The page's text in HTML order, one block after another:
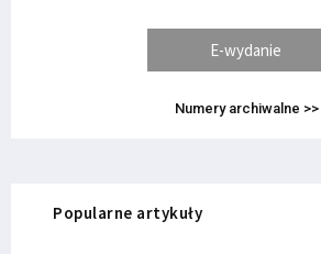
E-wydanie
Numery archiwalne >>
Popularne artykuły